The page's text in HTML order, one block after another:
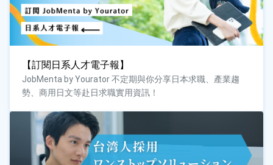
【訂閱日系人才電子報】
JobMenta by Yourator 不定期與你分享日本求職、產業趨
勢、商用日文等赴日求職實用資訊！